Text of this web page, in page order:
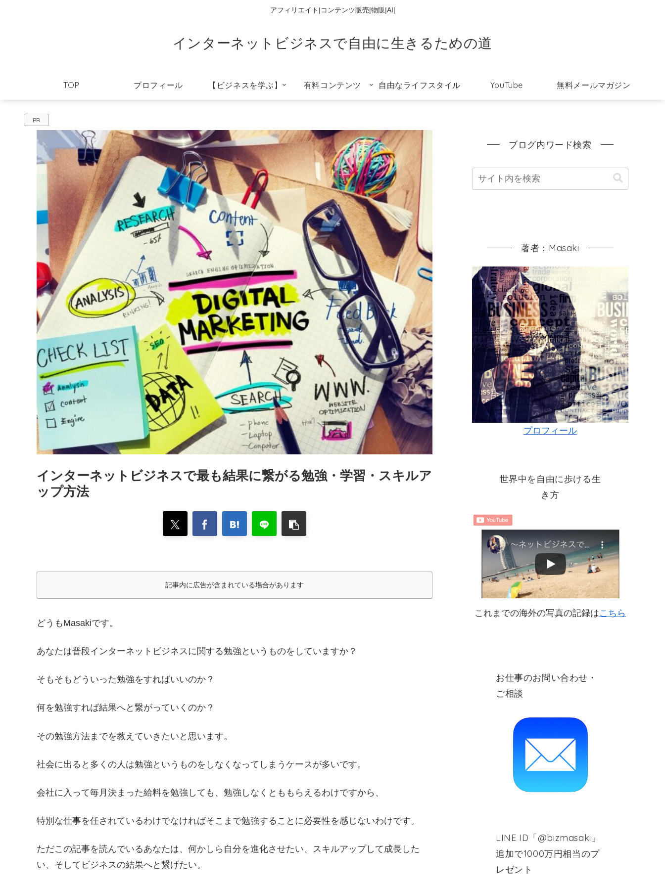
アフィリエイト|コンテンツ販売|物販|AI|
インターネットビジネスで自由に生きるための道
TOP プロフィール 【ビジネスを学ぶ】 有料コンテンツ 自由なライフスタイル YouTube 無料メールマガジン
PR
インターネットビジネスで最も結果に繋がる勉強・学習・スキルア
ップ方法
記事内に広告が含まれている場合があります
どうもMasakiです。
あなたは普段インターネットビジネスに関する勉強というものをしていますか？
そもそもどういった勉強をすればいいのか？
何を勉強すれば結果へと繋がっていくのか？
その勉強方法までを教えていきたいと思います。
社会に出ると多くの人は勉強というものをしなくなってしまうケースが多いです。
会社に入って毎月決まった給料を勉強しても、勉強しなくとももらえるわけですから、
特別な仕事を任されているわけでなければそこまで勉強することに必要性を感じないわけです。
ただこの記事を読んでいるあなたは、何かしら自分を進化させたい、スキルアップして成長した
い、そしてビジネスの結果へと繋げたい。
ブログ内ワード検索
著者：Masaki
プロフィール
世界中を自由に歩ける生
き方
これまでの海外の写真の記録はこちら
お仕事のお問い合わせ・
ご相談
LINE ID「@bizmasaki」
追加で1000万円相当のプ
レゼント